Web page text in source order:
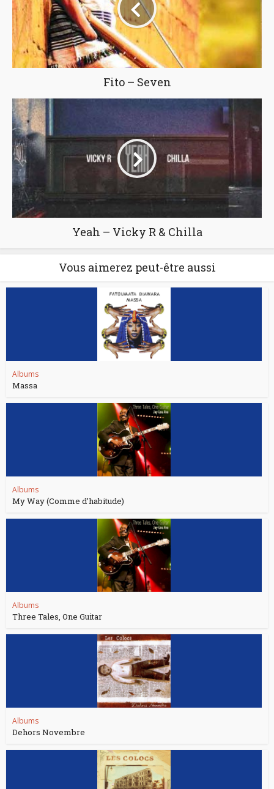
Fito – Seven
Yeah – Vicky R & Chilla
Vous aimerez peut-être aussi
Albums
Massa
Albums
My Way (Comme d’habitude)
Albums
Three Tales, One Guitar
Albums
Dehors Novembre